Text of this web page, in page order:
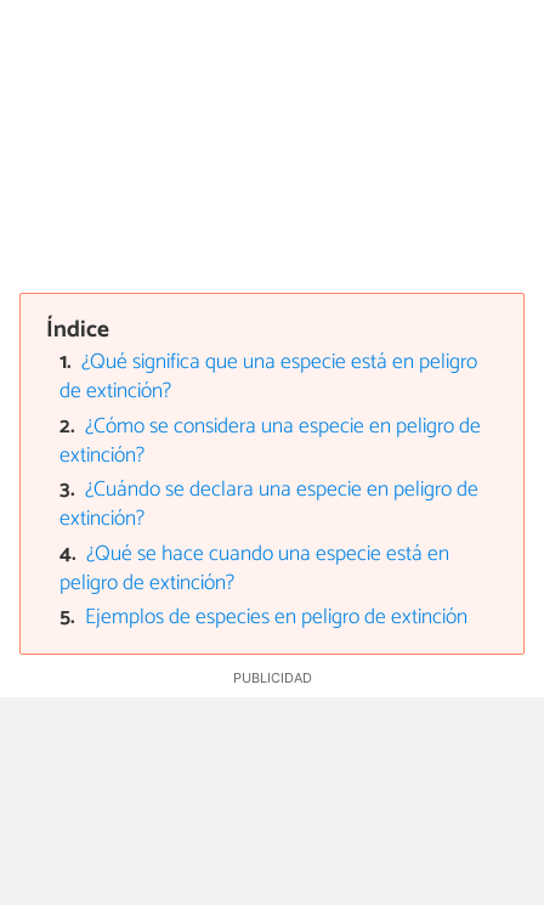
Índice
¿Qué significa que una especie está en peligro
de extinción?
¿Cómo se considera una especie en peligro de
extinción?
¿Cuándo se declara una especie en peligro de
extinción?
¿Qué se hace cuando una especie está en
peligro de extinción?
Ejemplos de especies en peligro de extinción